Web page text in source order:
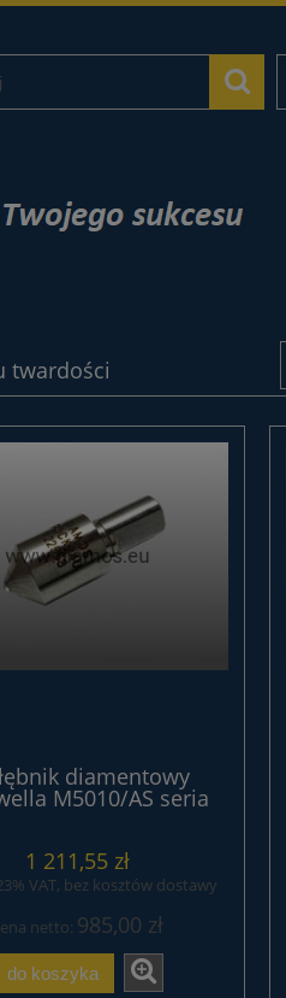
twardości
diamentowy
M5010/AS seria
1 211,55 zł
VAT, bez kosztów dostawy
netto: 985,00 zł
do koszyka